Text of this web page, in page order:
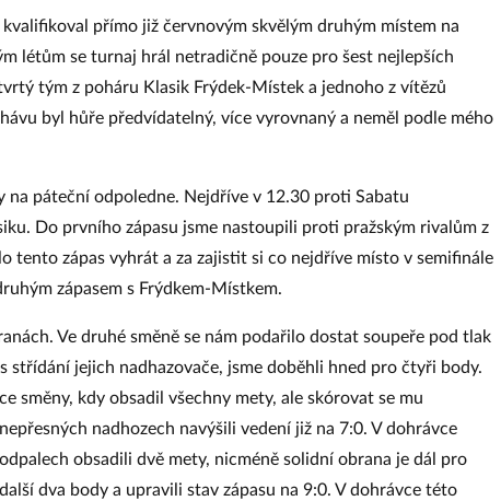
přímo již červnovým skvělým druhým místem na
létům se turnaj hrál netradičně pouze pro šest nejlepších
tým z poháru Klasik Frýdek-Místek a jednoho z vítězů
byl hůře předvídatelný, více vyrovnaný a neměl podle mého
na páteční odpoledne. Nejdříve v 12.30 proti Sabatu
Do prvního zápasu jsme nastoupili proti pražským rivalům z
tento zápas vyhrát a za zajistit si co nejdříve místo v semifinále
zápasem s Frýdkem-Místkem.
Ve druhé směně se nám podařilo dostat soupeře pod tlak
střídání jejich nadhazovače, jsme doběhli hned pro čtyři body.
směny, kdy obsadil všechny mety, ale skórovat se mu
nadhozech navýšili vedení již na 7:0. V dohrávce
obsadili dvě mety, nicméně solidní obrana je dál pro
dva body a upravili stav zápasu na 9:0. V dohrávce této